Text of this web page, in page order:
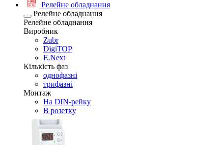
Релейне обладнання
Релейне обладнання
Релейне обладнання
Виробник
Zubr
DigiTOP
E.Next
Кількість фаз
однофазні
трифазні
Монтаж
На DIN-рейку
В розетку